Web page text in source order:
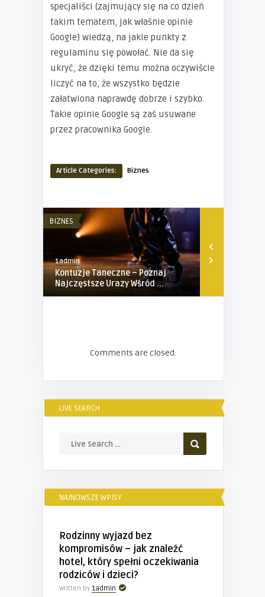
specjaliści (zajmujący się na co dzień
takim tematem, jak właśnie opinie
Google) wiedzą, na jakie punkty z
regulaminu się powołać. Nie da się
ukryć, że dzięki temu można oczywiście
liczyć na to, że wszystko będzie
załatwiona naprawdę dobrze i szybko.
Takie opinie Google są zaś usuwane
przez pracownika Google.
Article Categories: Biznes
BIZNES
1admin
Kontuzje Taneczne – Poznaj
Najczęstsze Urazy Wśród ...
Comments are closed.
LIVE SEARCH
NAJNOWSZE WPISY
Rodzinny wyjazd bez
kompromisów – jak znaleźć
hotel, który spełni oczekiwania
rodziców i dzieci?
Written by 1admin